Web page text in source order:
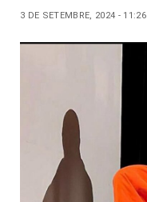
3 DE SETEMBRE, 2024 - 11:26